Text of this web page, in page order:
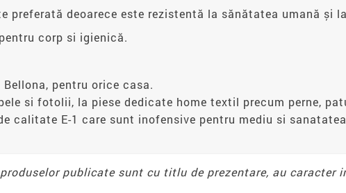
preferată deoarece este rezistentă la sănătatea umană și
corp si igienică.
pentru orice casa.
si fotolii, la piese dedicate home textil precum perne,
calitate E-1 care sunt inofensive pentru mediu si
publicate sunt cu titlu de prezentare, au